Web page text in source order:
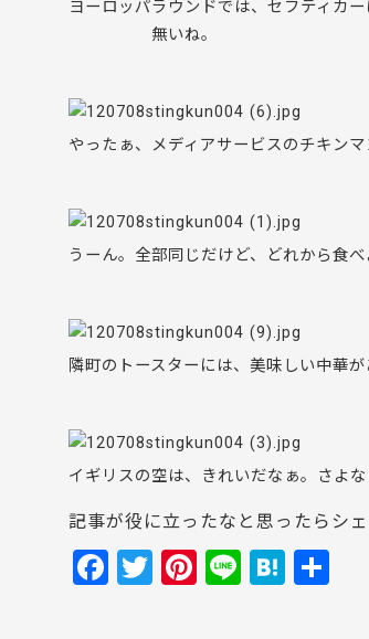
ヨーロッパラウンドでは、セフティカ
無いね。
やったぁ、メディアサービスのチキン
うーん。全部同じだけど、どれから食
隣町のトースターには、美味しい中華が
イギリスの空は、きれいだなぁ。さよな
記事が役に立ったなと思ったらシェ
F
T
Pi Li H